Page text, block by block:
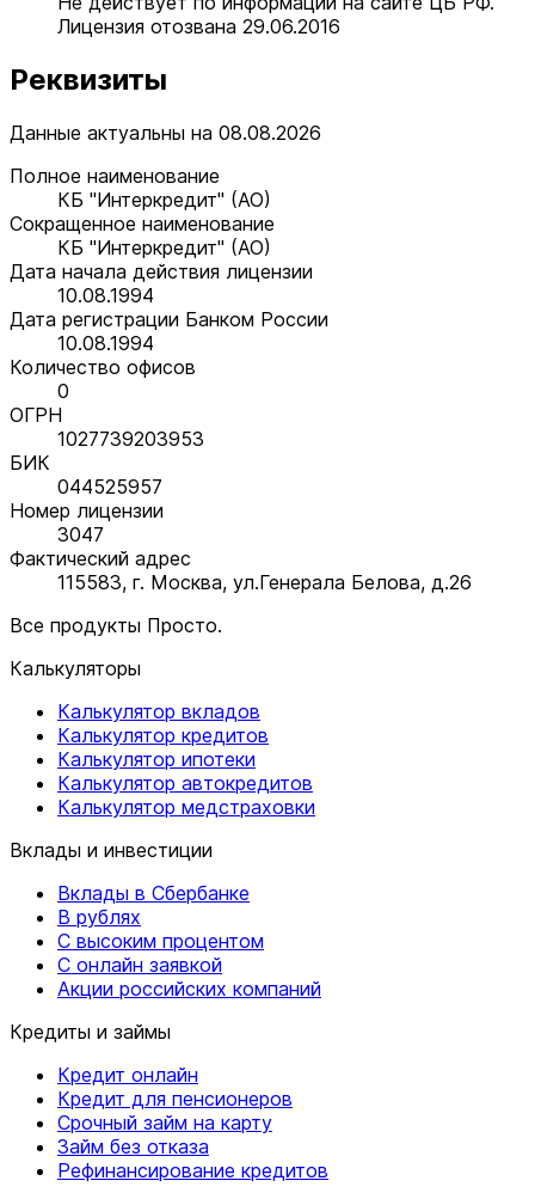
Лицензия отозвана 29.06.2016
Реквизиты
Данные актуальны на 08.08.2026
Полное наименование
КБ "Интеркредит" (АО)
Сокращенное наименование
КБ "Интеркредит" (АО)
Дата начала действия лицензии
10.08.1994
Дата регистрации Банком России
10.08.1994
Количество офисов
0
ОГРН
1027739203953
БИК
044525957
Номер лицензии
3047
Фактический адрес
115583, г. Москва, ул.Генерала Белова, д.26
Все продукты Просто.
Калькуляторы
Калькулятор вкладов
Калькулятор кредитов
Калькулятор ипотеки
Калькулятор автокредитов
Калькулятор медстраховки
Вклады и инвестиции
Вклады в Сбербанке
В рублях
С высоким процентом
С онлайн заявкой
Акции российских компаний
Кредиты и займы
Кредит онлайн
Кредит для пенсионеров
Срочный займ на карту
Займ без отказа
Рефинансирование кредитов